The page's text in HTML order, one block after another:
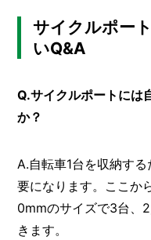
サイクルポー
いQ&A
Q.サイクルポートには
か？
A.自転車1台を収納す
要になります。ここか
0mmのサイズで3台、
きます。